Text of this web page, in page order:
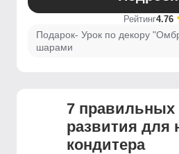
Рейтинг4.76
Подарок- Урок по декору
шарами
7 правильных
развития для
кондитера